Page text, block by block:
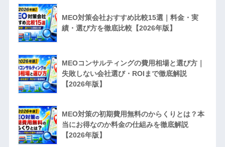
MEO対策会社おすすめ比較15選｜料金・実
績・選び方を徹底比較【2026年版】
MEOコンサルティングの費用相場と選び方｜
失敗しない会社選び・ROIまで徹底解説
【2026年版】
MEO対策の初期費用無料のからくりとは？本
当にお得なのか料金の仕組みを徹底解説
【2026年版】